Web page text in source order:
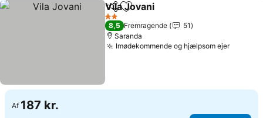
Del Føj til favoritter
Vila Jovani
2 Stjerner
8,5 Fremragende
51
Saranda
Imødekommende og hjælpsom ejer
Af 187 kr.